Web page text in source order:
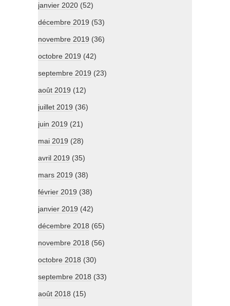
janvier 2020 (52)
décembre 2019 (53)
novembre 2019 (36)
octobre 2019 (42)
septembre 2019 (23)
août 2019 (12)
juillet 2019 (36)
juin 2019 (21)
mai 2019 (28)
avril 2019 (35)
mars 2019 (38)
février 2019 (38)
janvier 2019 (42)
décembre 2018 (65)
novembre 2018 (56)
octobre 2018 (30)
septembre 2018 (33)
août 2018 (15)